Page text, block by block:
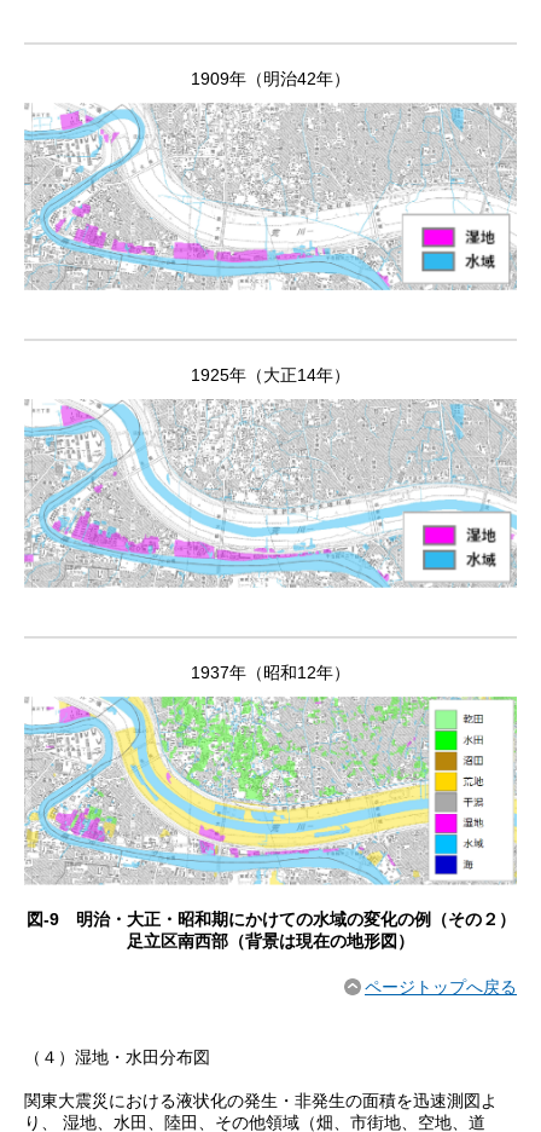
1909年（明治42年）
1925年（大正14年）
1937年（昭和12年）
図-9 明治・大正・昭和期にかけての水域の変化の例（その２）
足立区南西部（背景は現在の地形図）
ページトップへ戻る
（４）湿地・水田分布図
関東大震災における液状化の発生・非発生の面積を迅速測図よ
り、 湿地、水田、陸田、その他領域（畑、市街地、空地、道